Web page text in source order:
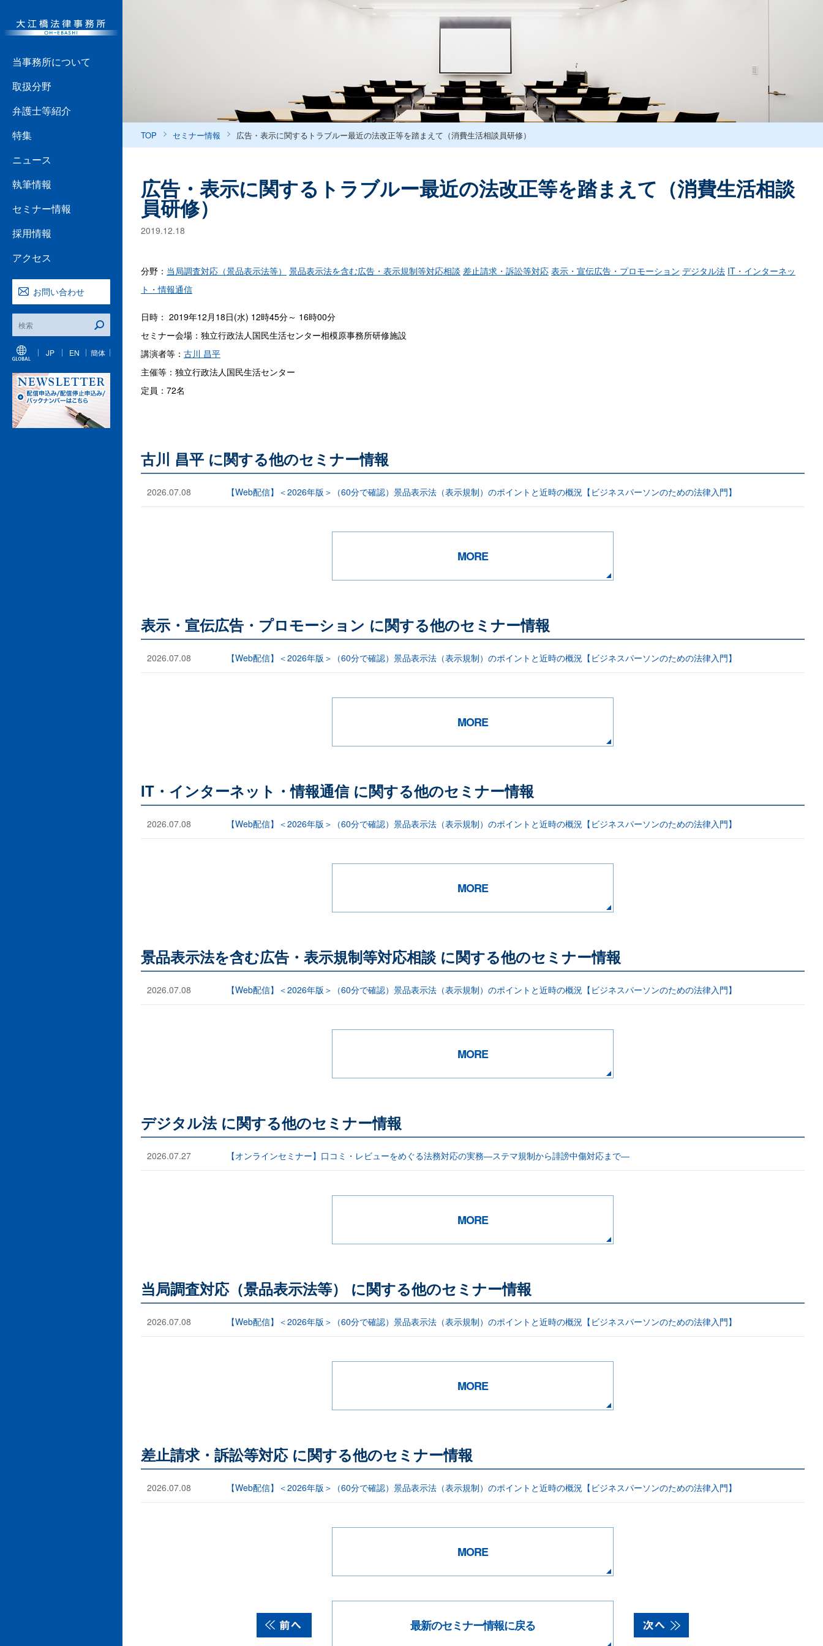
当事務所について
取扱分野
弁護士等紹介
特集
ニュース
執筆情報
セミナー情報
採用情報
アクセス
お問い合わせ
JP EN 簡体
TOP セミナー情報 広告・表示に関するトラブルー最近の法改正等を踏まえて（消費生活相談員研修）
広告・表示に関するトラブルー最近の法改正等を踏まえて（消費生活相談
員研修）
2019.12.18
分野： 当局調査対応（景品表示法等） 景品表示法を含む広告・表示規制等対応相談 差止請求・訴訟等対応 表示・宣伝広告・プロモーション デジタル法 IT・インターネッ
ト・情報通信
日時： 2019年12月18日(水) 12時45分～ 16時00分
セミナー会場：独立行政法人国民生活センター相模原事務所研修施設
講演者等： 古川 昌平
主催等：独立行政法人国民生活センター
定員：72名
古川 昌平 に関する他のセミナー情報
2026.07.08 【Web配信】＜2026年版＞（60分で確認）景品表示法（表示規制）のポイントと近時の概況【ビジネスパーソンのための法律入門】
MORE
表示・宣伝広告・プロモーション に関する他のセミナー情報
2026.07.08 【Web配信】＜2026年版＞（60分で確認）景品表示法（表示規制）のポイントと近時の概況【ビジネスパーソンのための法律入門】
MORE
IT・インターネット・情報通信 に関する他のセミナー情報
2026.07.08 【Web配信】＜2026年版＞（60分で確認）景品表示法（表示規制）のポイントと近時の概況【ビジネスパーソンのための法律入門】
MORE
景品表示法を含む広告・表示規制等対応相談 に関する他のセミナー情報
2026.07.08 【Web配信】＜2026年版＞（60分で確認）景品表示法（表示規制）のポイントと近時の概況【ビジネスパーソンのための法律入門】
MORE
デジタル法 に関する他のセミナー情報
2026.07.27 【オンラインセミナー】口コミ・レビューをめぐる法務対応の実務―ステマ規制から誹謗中傷対応まで―
MORE
当局調査対応（景品表示法等） に関する他のセミナー情報
2026.07.08 【Web配信】＜2026年版＞（60分で確認）景品表示法（表示規制）のポイントと近時の概況【ビジネスパーソンのための法律入門】
MORE
差止請求・訴訟等対応 に関する他のセミナー情報
2026.07.08 【Web配信】＜2026年版＞（60分で確認）景品表示法（表示規制）のポイントと近時の概況【ビジネスパーソンのための法律入門】
MORE
最新のセミナー情報に戻る